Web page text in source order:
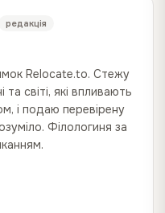
редакція
Relocate.to. Стежу
світі, які впливають
і подаю перевірену
Філологиня за